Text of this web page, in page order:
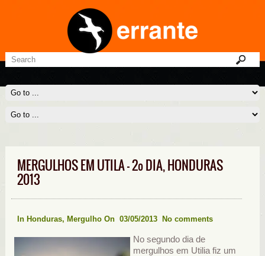
MERGULHOS EM UTILA – 2º DIA, HONDURAS
2013
In Honduras, Mergulho On 03/05/2013 No comments
No segundo dia de
mergulhos em Utilia fiz um